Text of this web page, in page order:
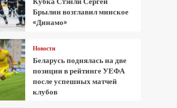
Брылин возглавил минское
«Динамо»
Новости
Беларусь поднялась на две
позиции в рейтинге УЕФА
после успешных матчей
клубов